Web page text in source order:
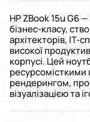
HP ZBook 15u G6
бізнес-класу,
архітекторів, IT-
високої
корпусі. Цей
рендерингом,
візуалізацією та